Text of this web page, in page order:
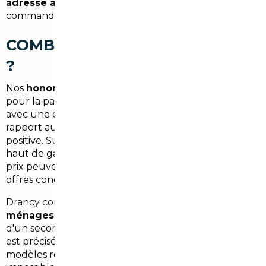
adresse à Drancy
commande.
COMBIEN ÇA COÛTE VRAIMENT
?
Nos honoraires démarrent à 1 500 €
pour la partie courtage. Sur un véhicule importé
avec une économie moyenne de 4 000 à 8 000 € par
rapport au prix français, la balance est rapidement
positive. Sur un segment premium — SUV, berline
haut de gamme, véhicule électrique — les écarts de
prix peuvent dépasser
offres concessionnaires locaux.
Drancy compte une proportion significative de
ménages bi-motorisés
d'un second véhicule fiable sans se ruiner. L'import
est précisément adapté à ce profil : accès à des
modèles récents, bien entretenus, à des tarifs